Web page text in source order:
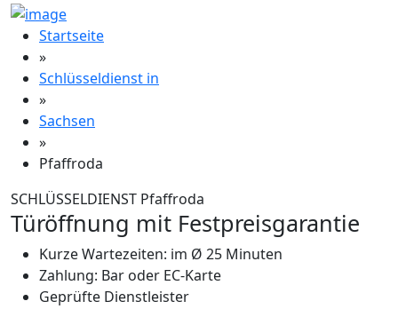
Startseite
»
Schlüsseldienst in
»
Sachsen
»
Pfaffroda
SCHLÜSSELDIENST Pfaffroda
Türöffnung mit Festpreisgarantie
Kurze Wartezeiten: im Ø 25 Minuten
Zahlung: Bar oder EC-Karte
Geprüfte Dienstleister